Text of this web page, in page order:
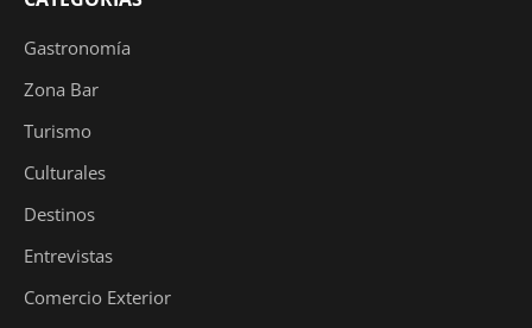
Gastronomía
Zona Bar
Turismo
Culturales
Destinos
Entrevistas
Comercio Exterior